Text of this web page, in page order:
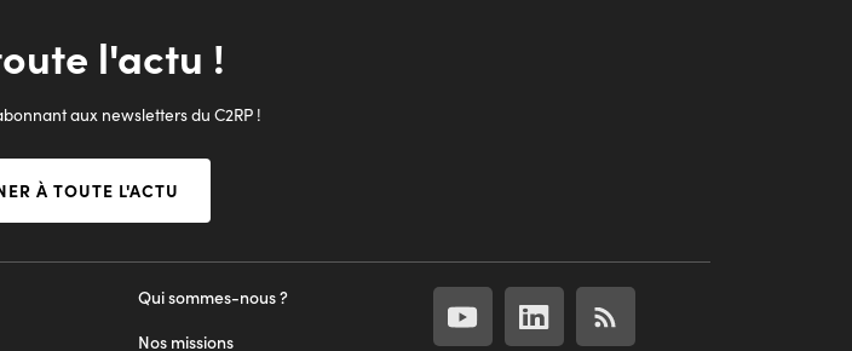
l'actu !
aux newsletters du C2RP !
À TOUTE L'ACTU
Qui sommes-nous ?
Nos missions